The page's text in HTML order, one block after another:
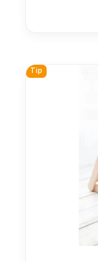
Tip